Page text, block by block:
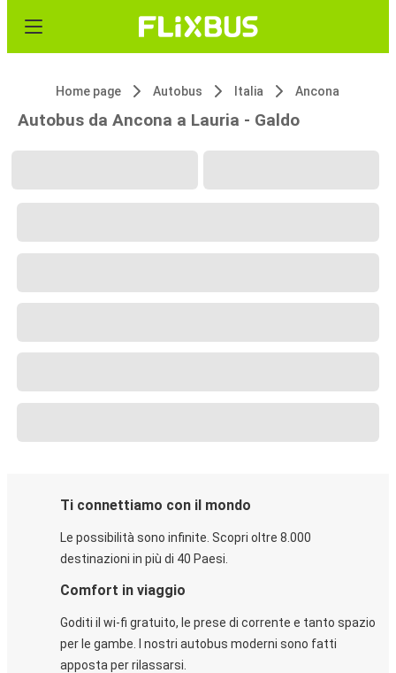
Home page Autobus Italia Ancona
Autobus da Ancona a Lauria - Galdo
Ti connettiamo con il mondo
Le possibilità sono infinite. Scopri oltre 8.000
destinazioni in più di 40 Paesi.
Comfort in viaggio
Goditi il wi-fi gratuito, le prese di corrente e tanto spazio
per le gambe. I nostri autobus moderni sono fatti
apposta per rilassarsi.